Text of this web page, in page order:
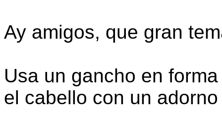
Ay amigos, que gran
Usa un gancho en
el cabello con un